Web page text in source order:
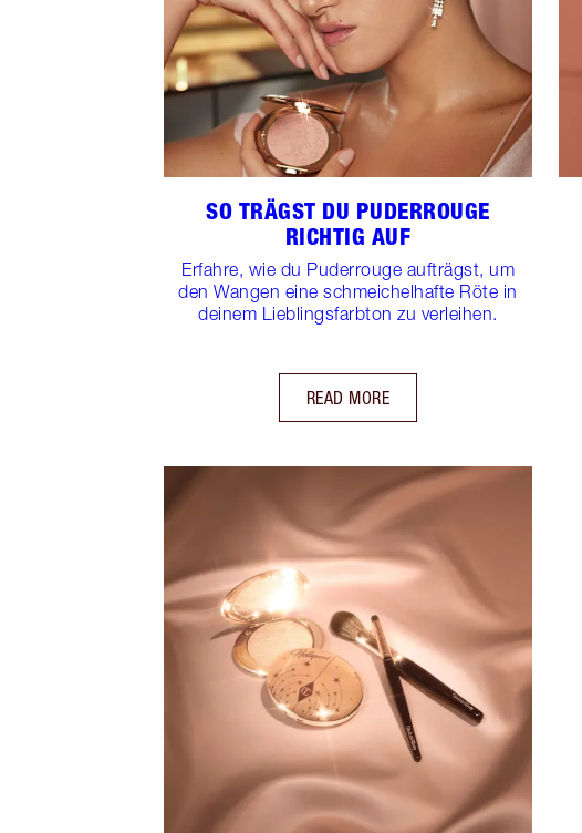
SO TRÄGST DU PUDERROUGE
RICHTIG AUF
Erfahre, wie du Puderrouge aufträgst, um
den Wangen eine schmeichelhafte Röte in
deinem Lieblingsfarbton zu verleihen.
READ MORE